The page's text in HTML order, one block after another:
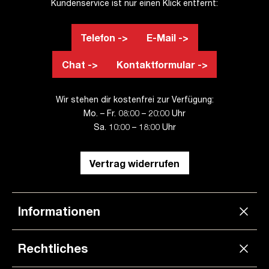
Kundenservice ist nur einen Klick entfernt:
Telefon -> E-Mail ->
Chat -> Kontaktformular ->
Wir stehen dir kostenfrei zur Verfügung:
Mo. – Fr. 08:00 – 20:00 Uhr
Sa. 10:00 – 18:00 Uhr
Vertrag widerrufen
Informationen
Rechtliches